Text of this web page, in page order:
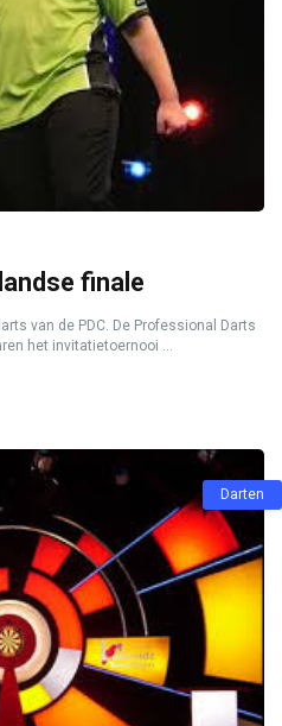
finale
van de PDC. De Professional Darts
het invitatietoernooi ...
Darten